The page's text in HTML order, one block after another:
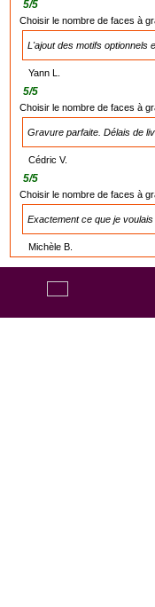
5/5
Choisir le nombre de faces à
L'ajout des motifs optionnels
Yann L.
5/5
Choisir le nombre de faces à
Gravure parfaite. Délais de
Cédric V.
5/5
Choisir le nombre de faces à
Exactement ce que je voulais
Michèle B.